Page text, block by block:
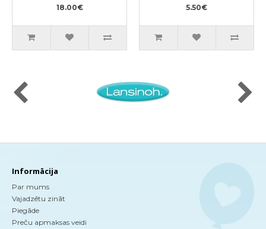
18.00€ 5.50€
Informācija
Par mums
Vajadzētu zināt
Piegāde
Preču apmaksas veidi